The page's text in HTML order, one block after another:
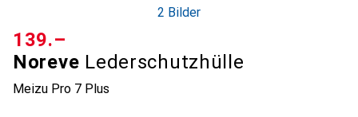
2 Bilder
Noreve Lederschutzhülle
Meizu Pro 7 Plus
CHF
139.–